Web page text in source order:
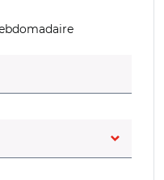
obligatoire)